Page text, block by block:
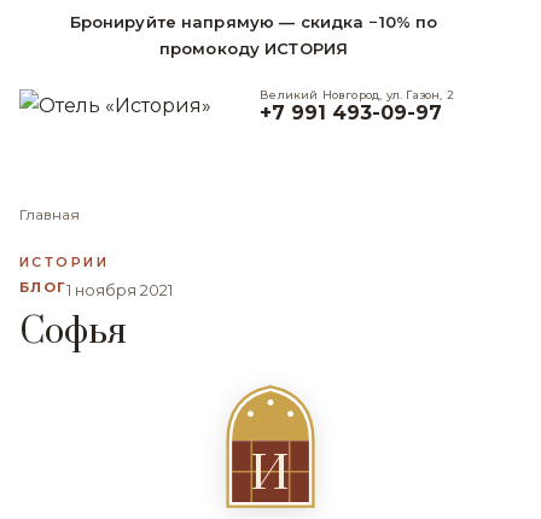
Бронируйте напрямую — скидка −10% по
промокоду ИСТОРИЯ
Великий Новгород, ул. Газон, 2
+7 991 493-09-97
Главная
ИСТОРИИ
БЛОГ1 ноября 2021
Cофья
И